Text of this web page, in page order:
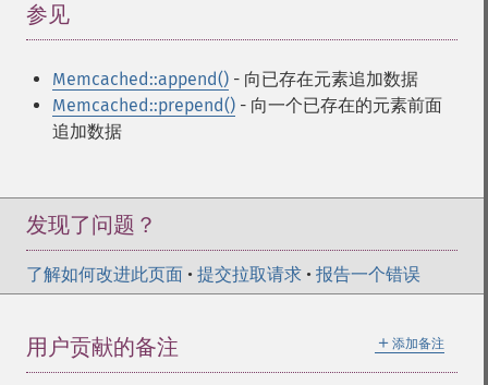
参见
Memcached::append() - 向已存在元素追加数据
Memcached::prepend() - 向一个已存在的元素前面
追加数据
发现了问题？
了解如何改进此页面 • 提交拉取请求 • 报告一个错误
＋ 添加备注
用户贡献的备注